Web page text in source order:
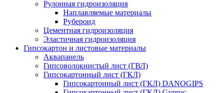
Рулонная гидроизоляция
Наплавляемые материалы
Рубероид
Цементная гидроизоляция
Эластичная гидроизоляция
Гипсокартон и листовые материалы
Аквапанель
Гипсоволокнистый лист (ГВЛ)
Гипсокартонный лист (ГКЛ)
Гипсокартонный лист (ГКЛ) DANOGIPS